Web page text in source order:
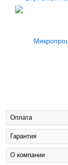
Оплата
Гарантия
О компании